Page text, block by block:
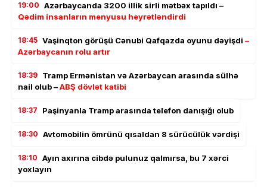
19:00 Azərbaycanda 3200 illik sirli mətbəx tapıldı –
Qədim insanların menyusu heyrətləndirdi
18:45 Vaşinqton görüşü Cənubi Qafqazda oyunu dəyişdi –
Azərbaycanın rolu artır
18:39 Tramp Ermənistan və Azərbaycan arasında sülhə
nail olub –ABŞ dövlət katibi
18:37 Paşinyanla Tramp arasında telefon danışığı olub
18:30 Avtomobilin ömrünü qısaldan 8 sürücülük vərdişi
18:10 Ayın axırına cibdə pulunuz qalmırsa, bu 7 xərci
yoxlayın